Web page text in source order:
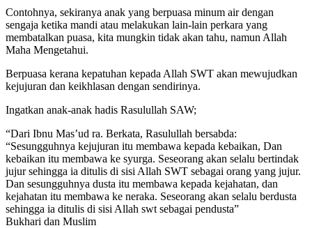
Contohnya, sekiranya anak yang berpuasa minum air dengan
sengaja ketika mandi atau melakukan lain-lain perkara yang
membatalkan puasa, kita mungkin tidak akan tahu, namun Allah
Maha Mengetahui.
Berpuasa kerana kepatuhan kepada Allah SWT akan mewujudkan
kejujuran dan keikhlasan dengan sendirinya.
Ingatkan anak-anak hadis Rasulullah SAW;
“Dari Ibnu Mas’ud ra. Berkata, Rasulullah bersabda:
“Sesungguhnya kejujuran itu membawa kepada kebaikan, Dan
kebaikan itu membawa ke syurga. Seseorang akan selalu bertindak
jujur sehingga ia ditulis di sisi Allah SWT sebagai orang yang jujur.
Dan sesungguhnya dusta itu membawa kepada kejahatan, dan
kejahatan itu membawa ke neraka. Seseorang akan selalu berdusta
sehingga ia ditulis di sisi Allah swt sebagai pendusta”
Bukhari dan Muslim